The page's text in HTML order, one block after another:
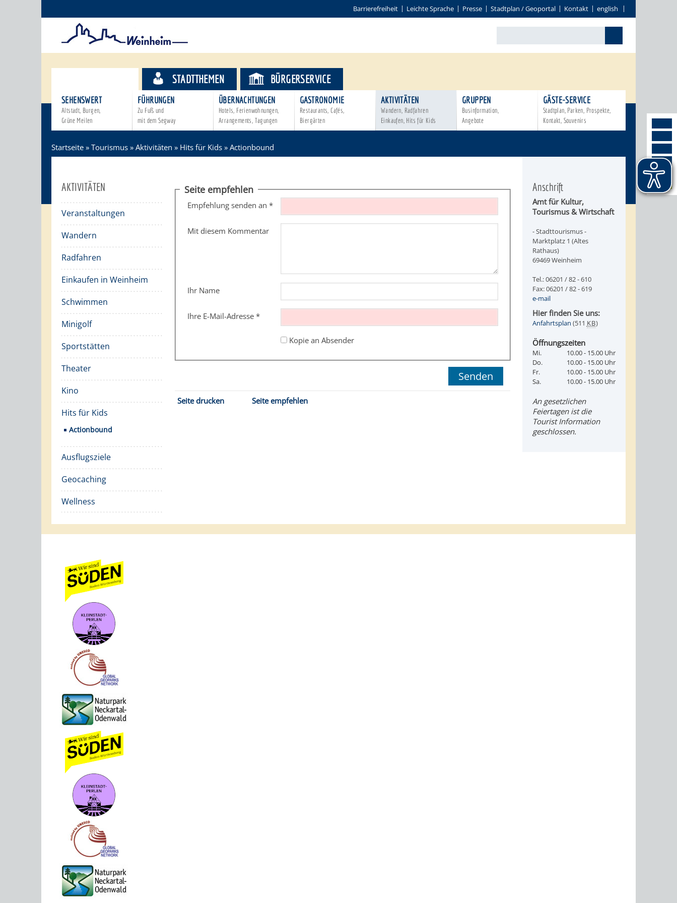
Barrierefreiheit Leichte Sprache Presse Stadtplan / Geoportal Kontakt english
SEHENSWERT
Altstadt, Burgen,
Grüne Meilen
FÜHRUNGEN
Zu Fuß und
mit dem Segway
ÜBERNACHTUNGEN
Hotels, Ferienwohnungen,
Arrangements, Tagungen
GASTRONOMIE
Restaurants, Cafés,
Biergärten
AKTIVITÄTEN
Wandern, Radfahren
Einkaufen, Hits für Kids
GRUPPEN
Businformation,
Angebote
GÄSTE-SERVICE
Stadtplan, Parken, Prospekte,
Kontakt, Souvenirs
STADTTHEMEN BÜRGERSERVICE
Startseite » Tourismus » Aktivitäten » Hits für Kids » Actionbound
AKTIVITÄTEN
Veranstaltungen
Wandern
Radfahren
Einkaufen in Weinheim
Schwimmen
Minigolf
Sportstätten
Theater
Kino
Hits für Kids
Actionbound
Ausflugsziele
Geocaching
Wellness
Seite empfehlen
Empfehlung senden an *
Mit diesem Kommentar
Ihr Name
Ihre E-Mail-Adresse*
Kopie an Absender
Seite drucken Seite empfehlen
Anschrift
Amt für Kultur,
Tourismus & Wirtschaft
- Stadttourismus -
Marktplatz 1 (Altes
Rathaus)
69469 Weinheim
Tel.: 06201 / 82 - 610
Fax: 06201 / 82 - 619
e-mail
Hier finden Sie uns:
Anfahrtsplan (511 KB)
Öffnungszeiten
Mi.
10.00 - 15.00 Uhr
Do.
10.00 - 15.00 Uhr
Fr.
10.00 - 15.00 Uhr
Sa.
10.00 - 15.00 Uhr
An gesetzlichen
Feiertagen ist die
Tourist Information
geschlossen.